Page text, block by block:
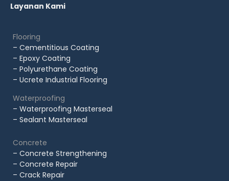
Layanan Kami
Flooring
– Cementitious Coating
– Epoxy Coating
– Polyurethane Coating
– Ucrete Industrial Flooring
Waterproofing
– Waterproofing Masterseal
– Sealant Masterseal
Concrete
– Concrete Strengthening
– Concrete Repair
– Crack Repair